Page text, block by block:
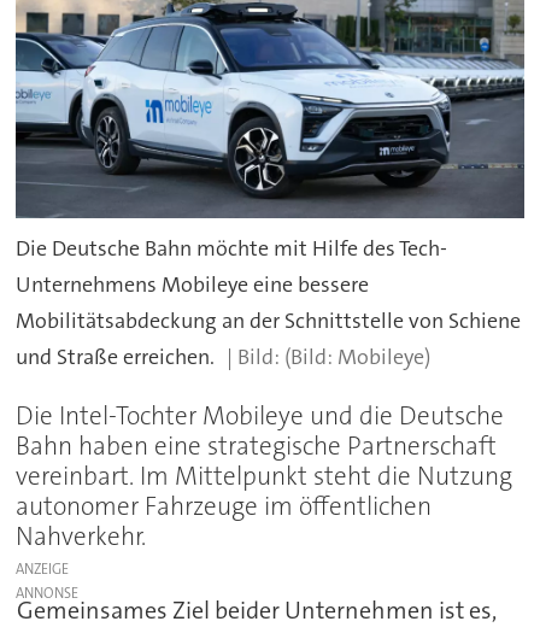
Die Deutsche Bahn möchte mit Hilfe des Tech-
Unternehmens Mobileye eine bessere
Mobilitätsabdeckung an der Schnittstelle von Schiene
und Straße erreichen.
(Bild: Mobileye)
Die Intel-Tochter Mobileye und die Deutsche
Bahn haben eine strategische Partnerschaft
vereinbart. Im Mittelpunkt steht die Nutzung
autonomer Fahrzeuge im öffentlichen
Nahverkehr.
ANZEIGE
Gemeinsames Ziel beider Unternehmen ist es,